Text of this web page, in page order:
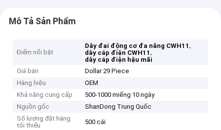
Mô Tả Sản Phẩm
Điểm nổi bật
Dây đai động cơ đa năng CWH11,
dây cáp điện CWH11,
dây cáp điện hậu mãi
Giá bán
Dollar 29 Piece
Hàng hiệu
OEM
Khả năng cung cấp
500-1000 miếng 10 ngày
Nguồn gốc
ShanDong Trung Quốc
Số lượng đặt hàng
tối thiểu
500 cái